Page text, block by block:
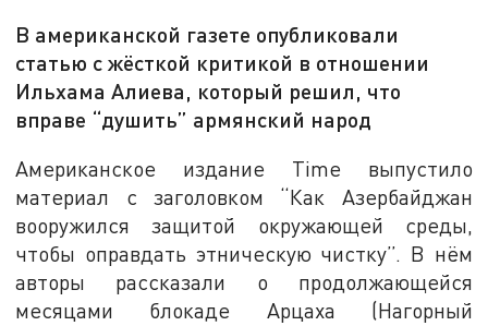
В американской газете опубликовали
статью с жёсткой критикой в отношении
Ильхама Алиева, который решил, что
вправе “душить” армянский народ
Американское издание Time выпустило
материал с заголовком “Как Азербайджан
вооружился защитой окружающей среды,
чтобы оправдать этническую чистку”. В нём
авторы рассказали о продолжающейся
месяцами блокаде Арцаха (Нагорный